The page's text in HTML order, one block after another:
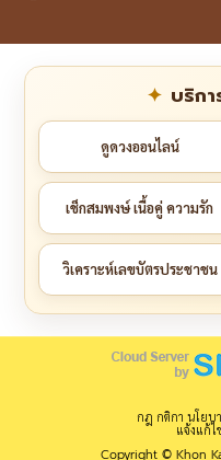
บริก
ดูดวงออนไลน์
เช็กสมพงษ์ เนื้อคู่ ความรัก
วิเคราะห์เลขบัตรประชาชน
กฎ กติกา นโยบ
แจ้งแก้
Copyright © Khon